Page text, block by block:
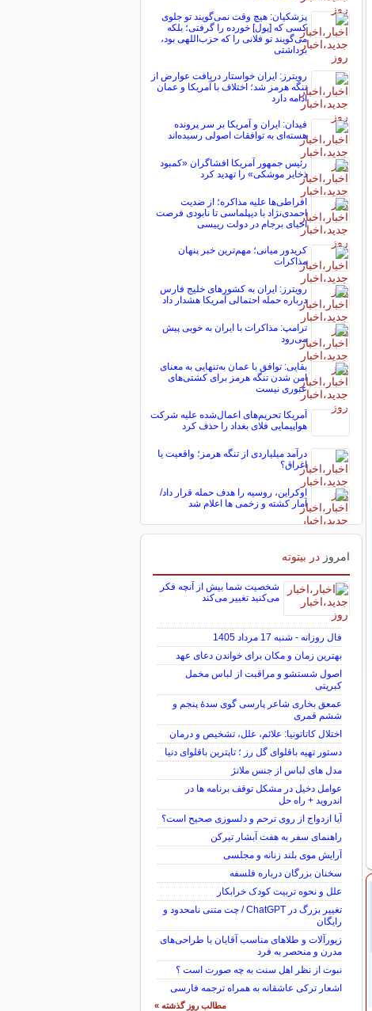
پزشکیان: هیچ وقت نمی‌گویند تو جلوی
کسی که [پول] خورده را گرفتی؛ بلکه
می‌گویند تو فلانی را که حزب‌اللهی بود،
برداشتی
رویترز: ایران خواستار دریافت عوارض از
تنگه هرمز شد؛ اختلاف با آمریکا و عمان
ادامه دارد
فیدان: ایران و آمریکا بر سر پرونده
هسته‌ای به توافقات اصولی رسیده‌اند
رئیس جمهور آمریکا افشاگران «کمبود
ذخایر موشکی» را تهدید کرد
افراطی‌ها علیه مذاکره؛ از ضدیت
احمدی‌نژاد با دیپلماسی تا نابودی فرصت
احیای برجام در دولت رییسی
کریدور میانی؛ مهم‌ترین خبر پنهان
مذاکرات
رویترز: ایران به کشورهای خلیج فارس
درباره حمله احتمالی آمریکا هشدار داد
ترامپ: مذاکرات با ایران به خوبی پیش
می‌رود
بقایی: توافق با عمان به‌تنهایی به معنای
امن شدن تنگه هرمز برای کشتی‌های
عبوری نیست
آمریکا تحریم‌های اعمال‌شده علیه شرکت
هواپیمایی فلای بغداد را حذف کرد
درآمد میلیاردی از تنگه هرمز؛ واقعیت یا
اغراق؟
اوکراین، روسیه را هدف حمله قرار داد/
آمار کشته و زخمی ها اعلام شد
امروز در بیتوته
شخصیت شما بیش از آنچه فکر
می‌کنید تغییر می‌کند
فال روزانه - شنبه 17 مرداد 1405
بهترین زمان و مکان برای خواندن دعای عهد
اصول شستشو و مراقبت از لباس مخمل
کبریتی
عمعق بخاری شاعر پارسی گوی سدهٔ پنجم و
ششم قمری
اختلال کاتاتونیا: علائم، علل، تشخیص و درمان
دستور تهیه باقلوای گل رز ؛ تاپترین باقلوای دنیا
مدل های لباس از جنس ملانژ
عوامل دخیل در مشکل توقف برنامه ها در
اندروید + راه حل
آیا ازدواج از روی ترحم و دلسوزی صحیح است؟
راهنمای سفر به هفت آبشار تیرکن
آرایش موی بلند زنانه و مجلسی
سخنان بزرگان درباره فلسفه
علل و نحوه تربیت کودک خرابکار
تغییر بزرگ در ChatGPT / چت متنی نامحدود و
رایگان
زیورآلات و طلاهای مناسب آقایان با طراحی‌های
مدرن و منحصر به فرد
نبوت از نظر اهل سنت به چه صورت است ؟
اشعار ترکی عاشقانه به همراه ترجمه فارسی
مطالب روز گذشته »